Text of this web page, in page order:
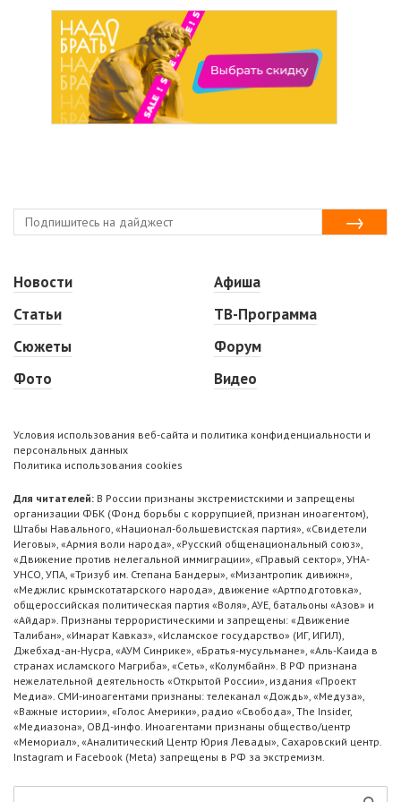
Новости
Статьи
Сюжеты
Фото
Афиша
ТВ-Программа
Форум
Видео
Условия использования веб-сайта и политика конфиденциальности и
персональных данных
Политика использования cookies
Для читателей: В России признаны экстремистскими и запрещены
организации ФБК (Фонд борьбы с коррупцией, признан иноагентом),
Штабы Навального, «Национал-большевистская партия», «Свидетели
Иеговы», «Армия воли народа», «Русский общенациональный союз»,
«Движение против нелегальной иммиграции», «Правый сектор», УНА-
УНСО, УПА, «Тризуб им. Степана Бандеры», «Мизантропик дивижн»,
«Меджлис крымскотатарского народа», движение «Артподготовка»,
общероссийская политическая партия «Воля», АУЕ, батальоны «Азов» и
«Айдар». Признаны террористическими и запрещены: «Движение
Талибан», «Имарат Кавказ», «Исламское государство» (ИГ, ИГИЛ),
Джебхад-ан-Нусра, «АУМ Синрике», «Братья-мусульмане», «Аль-Каида в
странах исламского Магриба», «Сеть», «Колумбайн». В РФ признана
нежелательной деятельность «Открытой России», издания «Проект
Медиа». СМИ-иноагентами признаны: телеканал «Дождь», «Медуза»,
«Важные истории», «Голос Америки», радио «Свобода», The Insider,
«Медиазона», ОВД-инфо. Иноагентами признаны общество/центр
«Мемориал», «Аналитический Центр Юрия Левады», Сахаровский центр.
Instagram и Facebook (Metа) запрещены в РФ за экстремизм.